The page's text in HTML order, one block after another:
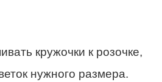
кружочки к розочке,
нужного размера.